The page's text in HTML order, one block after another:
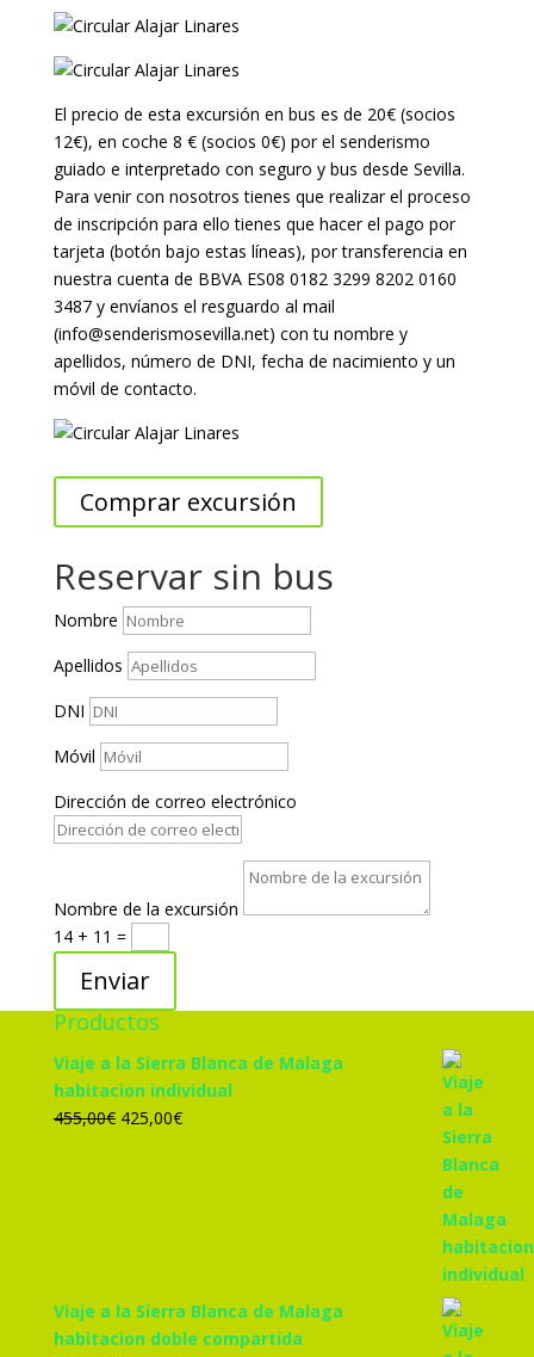
El precio de esta excursión en bus es de 20€ (socios
12€), en coche 8 € (socios 0€) por el senderismo
guiado e interpretado con seguro y bus desde Sevilla.
Para venir con nosotros tienes que realizar el proceso
de inscripción para ello tienes que hacer el pago por
tarjeta (botón bajo estas líneas), por transferencia en
nuestra cuenta de BBVA ES08 0182 3299 8202 0160
3487 y envíanos el resguardo al mail
(info@senderismosevilla.net) con tu nombre y
apellidos, número de DNI, fecha de nacimiento y un
móvil de contacto.
Comprar excursión
Reservar sin bus
Nombre
Apellidos
DNI
Móvil
Dirección de correo electrónico
Nombre de la excursión
14 + 11 =
Enviar
Productos
Viaje a la Sierra Blanca de Malaga
habitacion individual
455,00€ El
425,00€El
Viaje a la Sierra Blanca de Malaga
habitacion doble compartida